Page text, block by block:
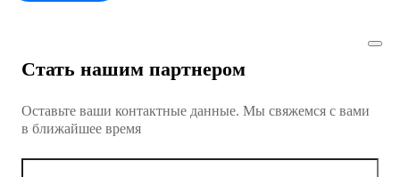
Стать нашим партнером
Оставьте ваши контактные данные. Мы свяжемся с вами
в ближайшее время